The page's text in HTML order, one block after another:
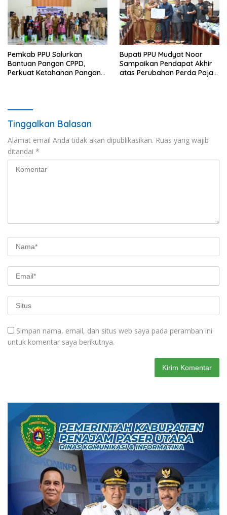
Pemkab PPU Salurkan
Bantuan Pangan CPPD,
Perkuat Ketahanan Pangan
Bupati PPU Mudyat Noor
Sampaikan Pendapat Akhir
atas Perubahan Perda Pajak
Tinggalkan Balasan
Alamat email Anda tidak akan dipublikasikan. Ruas yang wajib
ditandai *
Simpan nama, email, dan situs web saya pada peramban ini
untuk komentar saya berikutnya.